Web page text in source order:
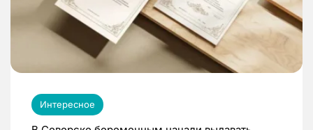
Интересное